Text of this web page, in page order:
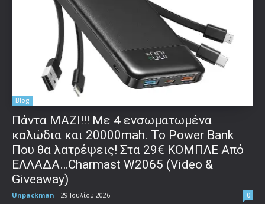
Blog
Πάντα ΜΑΖΙ!!! Με 4 ενσωματωμένα
καλώδια και 20000mah. Το Power Bank
Που θα λατρέψεις! Στα 29€ ΚΟΜΠΛΕ Από
ΕΛΛΑΔΑ…Charmast W2065 (Video &
Giveaway)
Unpackman - 29 Ιουλίου 2026 0